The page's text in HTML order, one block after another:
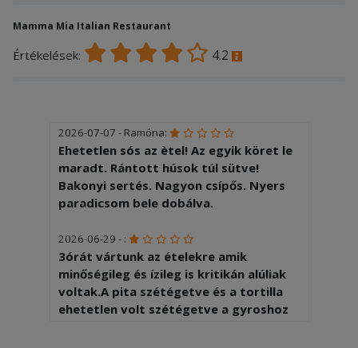
Mamma Mia Italian Restaurant
Értékelések: 4.2
2026-07-07 - Ramóna:
Ehetetlen sós az ètel! Az egyik köret le
maradt. Rántott húsok túl sütve!
Bakonyi sertés. Nagyon csípős. Nyers
paradicsom bele dobálva.
2026-06-29 - :
3órát vártunk az ételekre amik
minőségileg és ízileg is kritikán alúliak
voltak.A pita szétégetve és a tortilla
ehetetlen volt szétégetve a gyroshoz